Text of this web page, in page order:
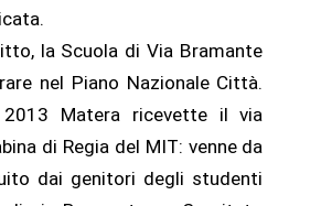
la Scuola di Via Bramante
nel Piano Nazionale Città.
2013 Matera ricevette il via
di Regia del MIT: venne da
dai genitori degli studenti